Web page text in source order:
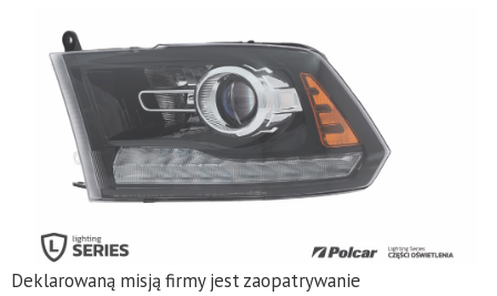
Deklarowaną misją firmy jest zaopatrywanie